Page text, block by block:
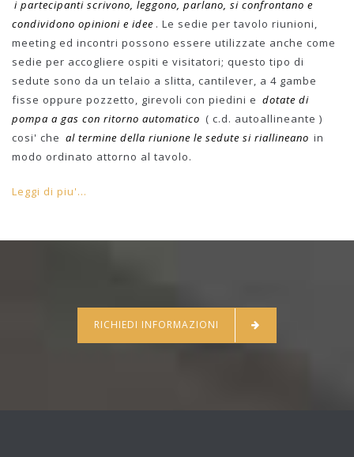
i partecipanti scrivono, leggono, parlano, si confrontano e
condividono opinioni e idee . Le sedie per tavolo riunioni,
meeting ed incontri possono essere utilizzate anche come
sedie per accogliere ospiti e visitatori; questo tipo di
sedute sono da un telaio a slitta, cantilever, a 4 gambe
fisse oppure pozzetto, girevoli con piedini e dotate di
pompa a gas con ritorno automatico ( c.d. autoallineante )
cosi' che al termine della riunione le sedute si riallineano in
modo ordinato attorno al tavolo.
Leggi di piu'...
RICHIEDI INFORMAZIONI